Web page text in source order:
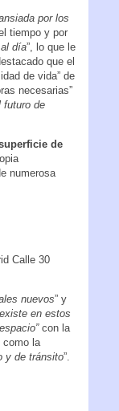
por los
tiempo y por
día”, lo que le
que el
de vida” de
necesarias”
futuro de
de
numerosa
Calle 30
nuevos” y
en estos
con la
como la
y de tránsito”.